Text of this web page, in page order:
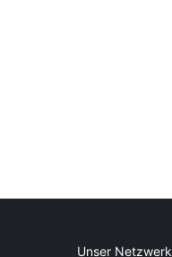
Unser Netzwerk